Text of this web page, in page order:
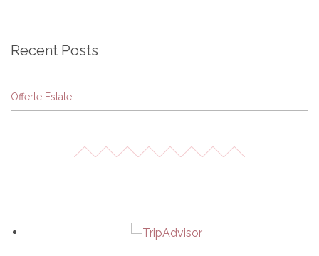
Recent Posts
Offerte Estate